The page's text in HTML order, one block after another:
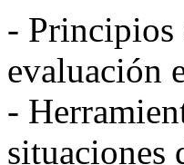
- Principios
evaluación
-
situaciones